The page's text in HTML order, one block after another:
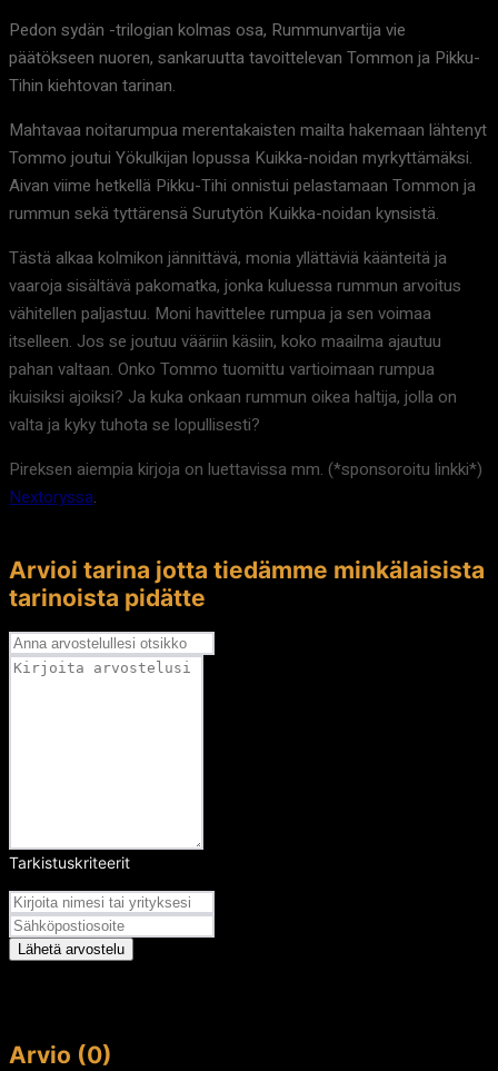
Pedon sydän -trilogian kolmas osa, Rummunvartija vie
päätökseen nuoren, sankaruutta tavoittelevan Tommon ja Pikku-
Tihin kiehtovan tarinan.
Mahtavaa noitarumpua merentakaisten mailta hakemaan lähtenyt
Tommo joutui Yökulkijan lopussa Kuikka-noidan myrkyttämäksi.
Aivan viime hetkellä Pikku-Tihi onnistui pelastamaan Tommon ja
rummun sekä tyttärensä Surutytön Kuikka-noidan kynsistä.
Tästä alkaa kolmikon jännittävä, monia yllättäviä käänteitä ja
vaaroja sisältävä pakomatka, jonka kuluessa rummun arvoitus
vähitellen paljastuu. Moni havittelee rumpua ja sen voimaa
itselleen. Jos se joutuu vääriin käsiin, koko maailma ajautuu
pahan valtaan. Onko Tommo tuomittu vartioimaan rumpua
ikuisiksi ajoiksi? Ja kuka onkaan rummun oikea haltija, jolla on
valta ja kyky tuhota se lopullisesti?
Pireksen aiempia kirjoja on luettavissa mm. (*sponsoroitu linkki*)
Nextoryssa.
Arvioi tarina jotta tiedämme minkälaisista
tarinoista pidätte
Tarkistuskriteerit
Lähetä arvostelu
Arvio (0)